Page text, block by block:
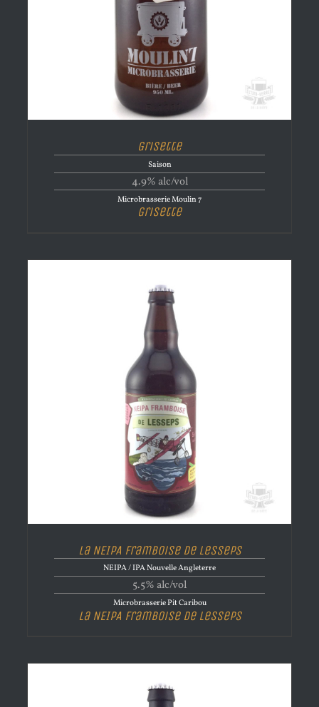
Grisette
Saison
4.9% alc/vol
Microbrasserie Moulin 7
Grisette
La NEIPA Framboise de Lesseps
NEIPA / IPA Nouvelle Angleterre
5.5% alc/vol
Microbrasserie Pit Caribou
La NEIPA Framboise de Lesseps